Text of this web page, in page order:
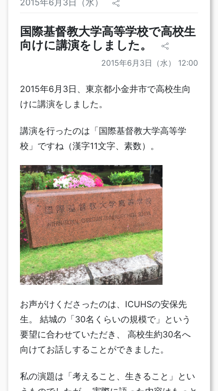
2015年6月3日（水）
国際基督教大学高等学校で高校生
向けに講演をしました。
2015年6月3日（水） 12:00
2015年6月3日、東京都小金井市で高校生向
けに講演をしました。
講演を行ったのは「国際基督教大学高等学
校」ですね（漢字11文字、素数）。
お声がけくださったのは、ICUHSの安保先
生。 結城の「30名くらいの規模で」という
要望に合わせていただき、 高校生約30名へ
向けてお話しすることができました。
私の演題は「考えること、生きること」とい